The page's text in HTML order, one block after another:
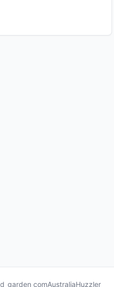
comAustraliaHuzzler